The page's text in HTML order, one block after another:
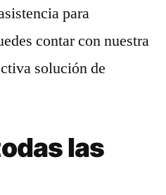
para
contar con nuestra
solución de
las